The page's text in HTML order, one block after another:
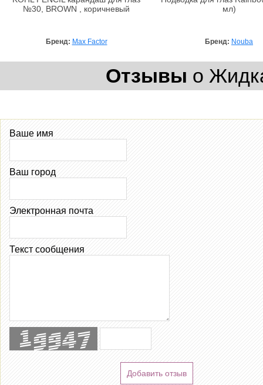
№30, BROWN , коричневый
Бренд: Max Factor
мл)
Бренд: Nouba
Отзывы о
Ваше имя
Ваш город
Электронная почта
Текст сообщения
Добавить отзыв